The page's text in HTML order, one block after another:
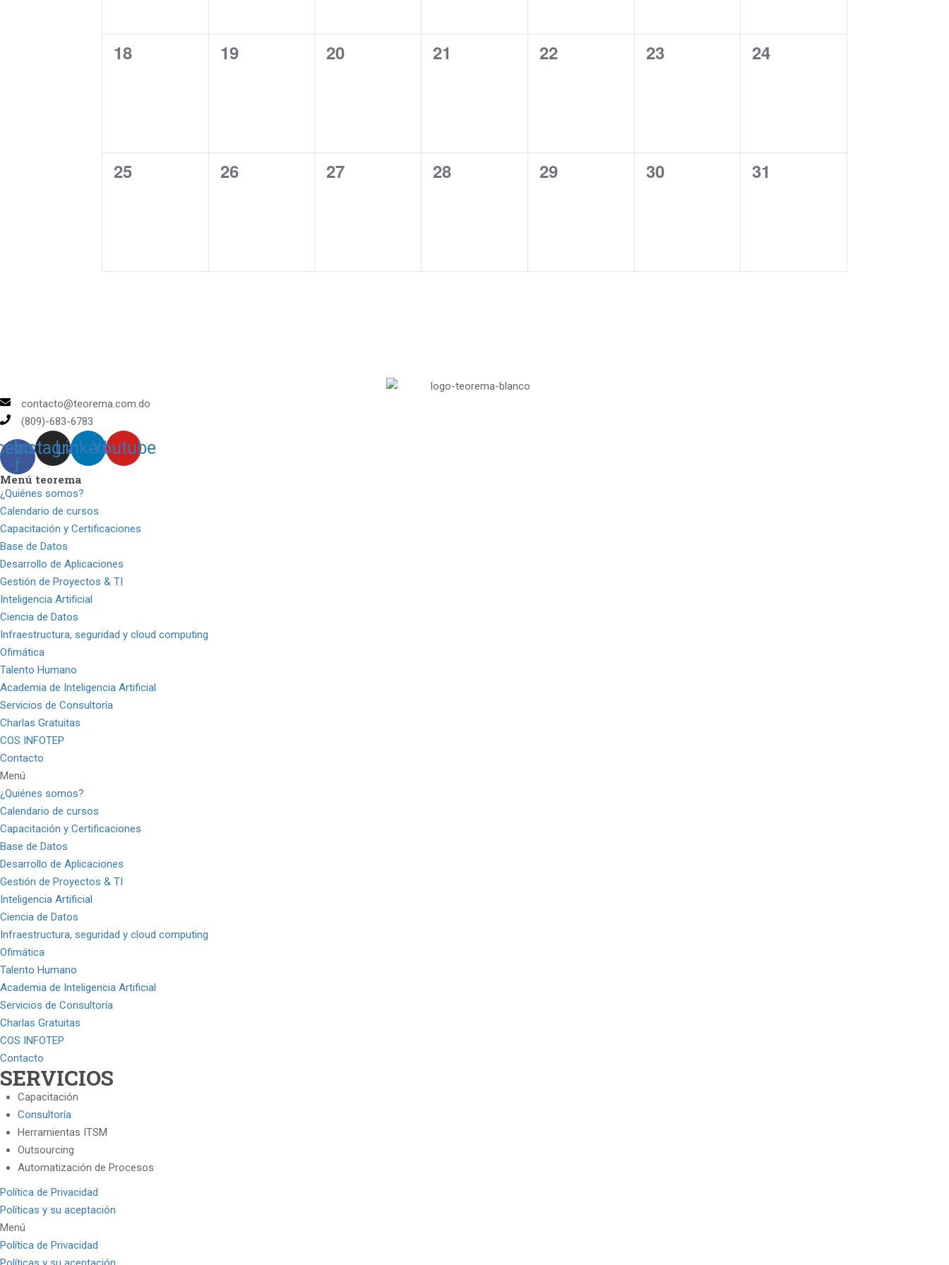
0
18
0
19
0
20
0
21
0
22
0
23
0
24
0
25
0
26
0
27
0
28
0
29
0
30
0
31
contacto@teorema.com.do
(809)-683-6783
f
Instagram
LinkedinYoutube
Menú teorema
¿Quiénes somos?
Calendario de cursos
Capacitación y Certificaciones
Base de Datos
Desarrollo de Aplicaciones
Gestión de Proyectos & TI
Inteligencia Artificial
Ciencia de Datos
Infraestructura, seguridad y cloud computing
Ofimática
Talento Humano
Academia de Inteligencia Artificial
Servicios de Consultoría
Charlas Gratuitas
COS INFOTEP
Contacto
Menú
¿Quiénes somos?
Calendario de cursos
Capacitación y Certificaciones
Base de Datos
Desarrollo de Aplicaciones
Gestión de Proyectos & TI
Inteligencia Artificial
Ciencia de Datos
Infraestructura, seguridad y cloud computing
Ofimática
Talento Humano
Academia de Inteligencia Artificial
Servicios de Consultoría
Charlas Gratuitas
COS INFOTEP
Contacto
SERVICIOS
Capacitación
Consultoría
Herramientas ITSM
Outsourcing
Automatización de Procesos
Política de Privacidad
Políticas y su aceptación
Menú
Política de Privacidad